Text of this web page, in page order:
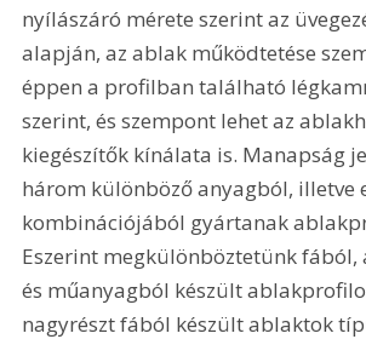
nyílászáró mérete szerint az
alapján, az ablak működtetése
éppen a profilban található
szerint, és szempont lehet az
kiegészítők kínálata is. Manapság
három különböző anyagból, illetve
kombinációjából gyártanak
Eszerint megkülönböztetünk
és műanyagból készült
nagyrészt fából készült ablaktok